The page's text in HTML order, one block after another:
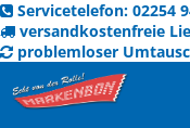
Servicetelefon: 02254
versandkostenfreie
problemloser